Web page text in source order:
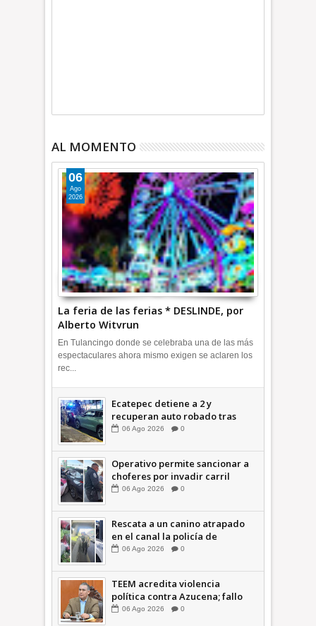
AL MOMENTO
La feria de las ferias * DESLINDE, por
Alberto Witvrun
06
Ago
2026
En Tulancingo donde se celebraba una de las más
espectaculares ahora mismo exigen se aclaren los
rec...
Ecatepec detiene a 2 y
recuperan auto robado tras
operativo con Tecámac +Video
06 Ago 2026 0
Operativo permite sancionar a
choferes por invadir carril
confinado: Ecatepec +Video |
06 Ago 2026 0
Rescata a un canino atrapado
en el canal la policía de
Ecatepec INFORMATIVA
06 Ago 2026 0
TEEM acredita violencia
política contra Azucena; fallo
confirma guerra sucia: Octavio
06 Ago 2026 0